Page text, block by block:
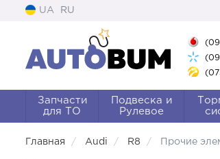
UA RU
Запчасти
для ТО
Подвеска и
Рулевое
Главная Audi R8 Прочие